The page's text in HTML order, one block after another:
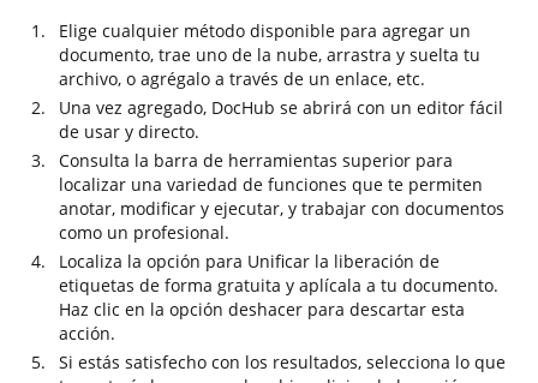
Elige cualquier método disponible para agregar un
documento, trae uno de la nube, arrastra y suelta tu
archivo, o agrégalo a través de un enlace, etc.
Una vez agregado, DocHub se abrirá con un editor fácil
de usar y directo.
Consulta la barra de herramientas superior para
localizar una variedad de funciones que te permiten
anotar, modificar y ejecutar, y trabajar con documentos
como un profesional.
Localiza la opción para Unificar la liberación de
etiquetas de forma gratuita y aplícala a tu documento.
Haz clic en la opción deshacer para descartar esta
acción.
Si estás satisfecho con los resultados, selecciona lo que